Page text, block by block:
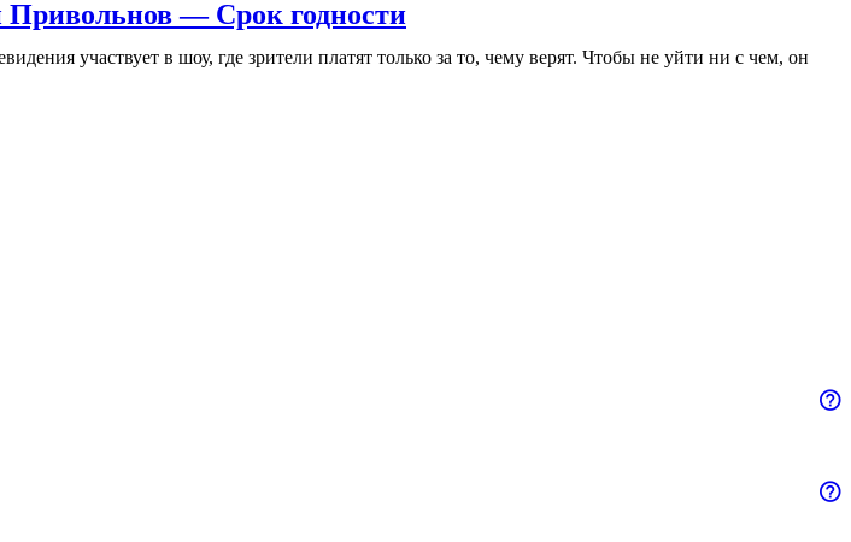
— Срок годности
участвует в шоу, где зрители платят только за то, чему верят. Чтобы не уйти ни с чем, он